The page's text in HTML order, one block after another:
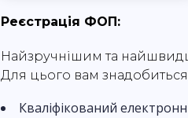
Реєстрація ФОП:
Найзручнішим та
Для цього вам
Кваліфікований